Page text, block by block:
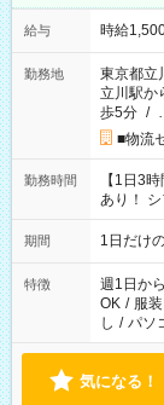
給与 時給
勤務地
東京都立
立川駅か
歩5分 /
■物流
勤務時間
【1日3
あり！
▼18:00
期間 1日だけ
特徴 週1日か
OK / 服
し / パソ
気になる！